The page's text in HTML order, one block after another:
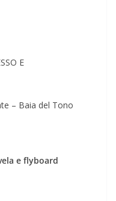
E
– Baia del Tono
e flyboard